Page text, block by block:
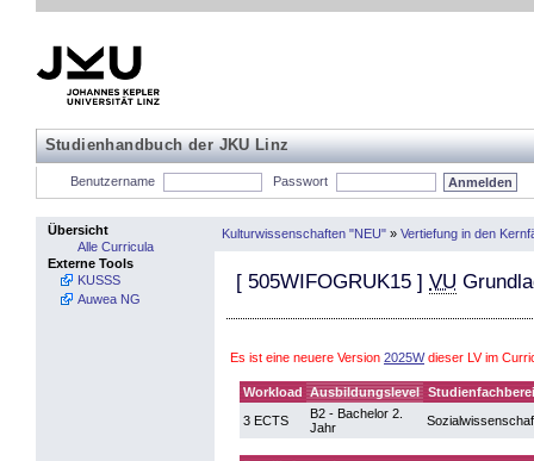
Studienhandbuch der JKU Linz
Benutzername Passwort
Übersicht
Alle Curricula
Externe Tools
KUSSS
Auwea NG
Kulturwissenschaften "NEU" » Vertiefung in den
[ 505WIFOGRUK15 ] VU
Es ist eine neuere Version 2025Wdieser LV im
Workload Ausbildungslevel
3 ECTS
B2 - Bachelor 2.
Jahr